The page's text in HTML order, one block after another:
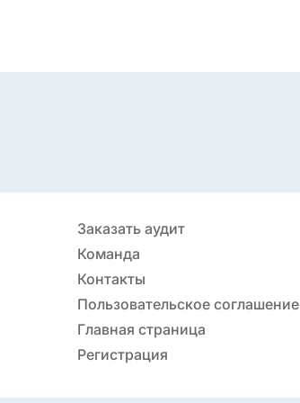
Заказать аудит
Команда
Контакты
Пользовательское соглашение
Главная страница
Регистрация